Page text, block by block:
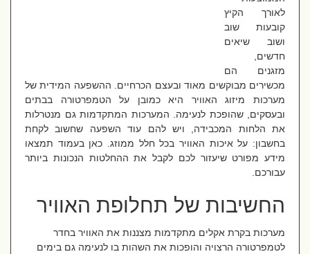
לאורך הקיץ
קובעות שוב
ושוב שיאים
חדשים,
מזגנים הם
מכשירים מבוקשים מאוד ובעצם הכרחיים. ההשפעה המידית של
מערכות מיזוג האוויר היא כמובן על הטמפרטורה בבתים
ובעסקים, שהופכת לנעימה. המערכות המתקדמות גם מנטרלות
את הלחות המכבידה, ויש להם עוד השפעה שחשוב לקחת
בחשבון: על איכות האוויר בכל חלל ממוזג. כאן בעמוד תמצאו
מידע מפורט שיעזור לכם לקבל את ההחלטות הנכונות ביותר
עבורכם.
החשיבות של תחלופת האוויר
מערכות בקרת אקלים מתקדמות מצננות את האוויר בחדר
לטמפרטורה הרצויה והופכות את השהות בו לנעימה גם בימים